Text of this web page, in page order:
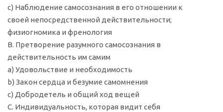
c) Наблюдение самосознания в его отношении к
своей непосредственной действительности;
физиогномика и френология
B. Претворение разумного самосознания в
действительность им самим
a) Удовольствие и необходимость
b) Закон сердца и безумие самомнения
c) Добродетель и общий ход вещей
C. Индивидуальность, которая видит себя